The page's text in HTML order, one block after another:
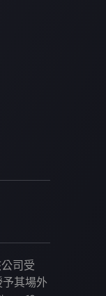
司受
予其場外